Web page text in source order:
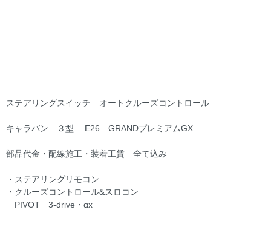
ステアリングスイッチ オートクルーズコントロール
キャラバン ３型 E26 GRANDプレミアムGX
部品代金・配線施工・装着工賃 全て込み
・ステアリングリモコン
・クルーズコントロール&スロコン
PIVOT 3-drive・αx